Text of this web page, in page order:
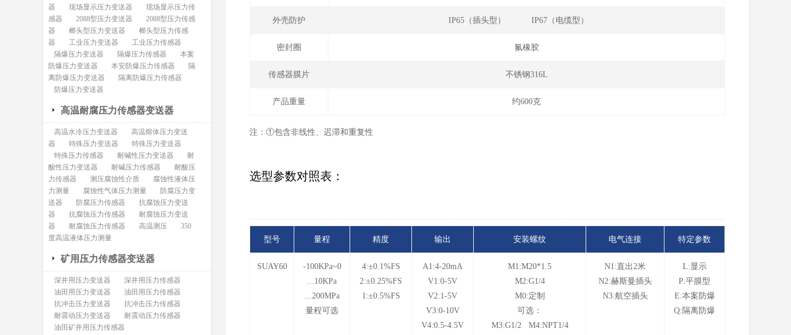
外壳防护 IP65（插头型） IP67（电缆型）
密封圈 氟橡胶
传感器膜片 不锈钢316L
产品重量 约600克
注：①包含非线性、迟滞和重复性
选型参数对照表：
型号 量程 精度 输出 安装螺纹 电气连接 特定参数
SUAY60
-100KPa~0
...10KPa
...200MPa
量程可选
4:±0.1%FS
2:±0.25%FS
1:±0.5%FS
A1:4-20mA
V1:0-5V
V2:1-5V
V3:0-10V
V4:0.5-4.5V
M1:M20*1.5
M2:G1/4
M0:定制
可选：
M3:G1/2 M4:NPT1/4
N1:直出2米
N2:赫斯曼插头
N3:航空插头
L:显示
P:平膜型
E:本案防爆
Q:隔离防爆
器
现场显示压力变送器
现场显示压力传
感器
2088型压力变送器
2088型压力传感
器
榔头型压力变送器
榔头型压力传感
器
工业压力变送器
工业压力传感器
隔爆压力变送器
隔爆压力传感器
本案
防爆压力变送器
本安防爆压力传感器
隔
离防爆压力变送器
隔离防爆压力传感器
防爆压力变送器
高温耐腐压力传感器变送器
高温水冷压力变送器
高温熔体压力变送
器
特殊压力变送器
特殊压力变送器
特殊压力传感器
耐碱性压力变送器
耐
酸性压力变送器
耐碱压力传感器
耐酸压
力传感器
测压腐蚀性介质
腐蚀性液体压
力测量
腐蚀性气体压力测量
防腐压力变
送器
防腐压力传感器
抗腐蚀压力变送
器
抗腐蚀压力传感器
耐腐蚀压力变送
器
耐腐蚀压力传感器 高温测压
350
度高温液体压力测量
矿用压力传感器变送器
深井用压力变送器
深井用压力传感器
油田用压力变送器
油田用压力传感器
抗冲击压力变送器
抗冲击压力传感器
耐震动压力变送器
耐震动压力传感器
油田矿井用压力传感器